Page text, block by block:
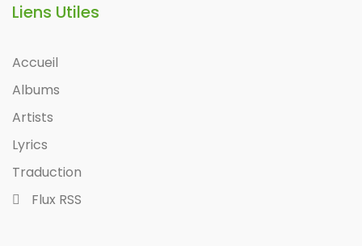
Liens Utiles
Accueil
Albums
Artists
Lyrics
Traduction
Flux RSS